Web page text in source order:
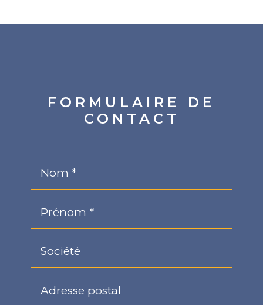
FORMULAIRE DE
CONTACT